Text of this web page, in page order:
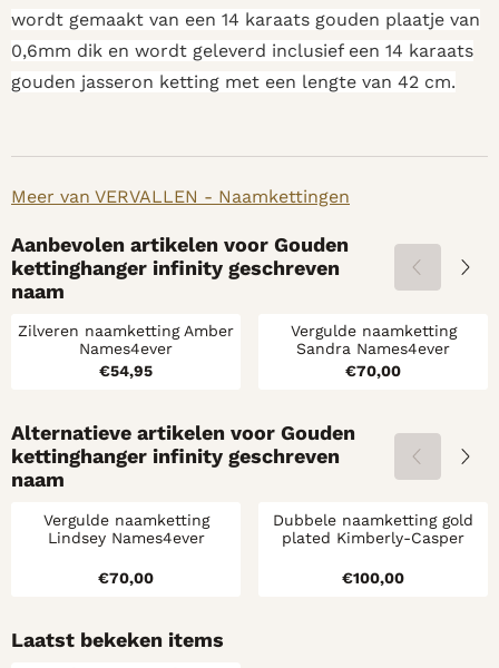
wordt gemaakt van een 14 karaats gouden plaatje van
0,6mm dik en wordt geleverd inclusief een 14 karaats
gouden jasseron ketting met een lengte van 42 cm.
Meer van VERVALLEN - Naamkettingen
Aanbevolen artikelen voor Gouden
kettinghanger infinity geschreven
naam
Zilveren naamketting Amber
Names4ever
Prijs: 54,95
€54,95
Vergulde naamketting
Sandra Names4ever
Prijs: 70,00
€70,00
Alternatieve artikelen voor Gouden
kettinghanger infinity geschreven
naam
Vergulde naamketting
Lindsey Names4ever
Prijs: 70,00
€70,00
Dubbele naamketting gold
plated Kimberly-Casper
Prijs: 100,00
€100,00
Laatst bekeken items